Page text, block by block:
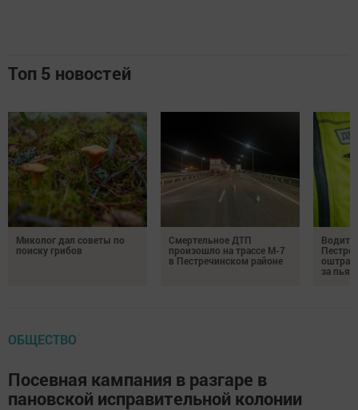
Топ 5 новостей
Миколог дал советы по
поиску грибов
Смертельное ДТП
произошло на трассе М-7
в Пестречинском районе
за
ОБЩЕСТВО
Посевная кампания в разгаре в
пановской исправительной колонии